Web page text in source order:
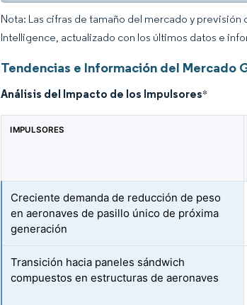
Nota: Las cifras de tamaño del mercado y
Intelligence, actualizado con los últimos datos e
Tendencias e Información del Mercado
Análisis del Impacto de los Impulsores*
IMPULSORES
Creciente demanda de reducción de peso
en aeronaves de pasillo único de próxima
generación
Transición hacia paneles sándwich
compuestos en estructuras de aeronaves